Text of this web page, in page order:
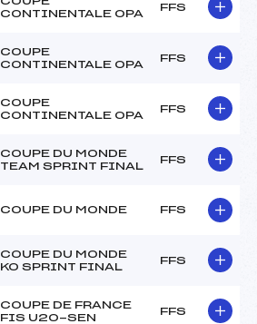
CONTINENTALE OPA
FFS
COUPE
CONTINENTALE OPA
FFS
COUPE
CONTINENTALE OPA
FFS
COUPE DU MONDE
TEAM SPRINT FINAL
FFS
COUPE DU MONDE FFS
COUPE DU MONDE
KO SPRINT FINAL
FFS
COUPE DE FRANCE
FIS U20-SEN
FFS